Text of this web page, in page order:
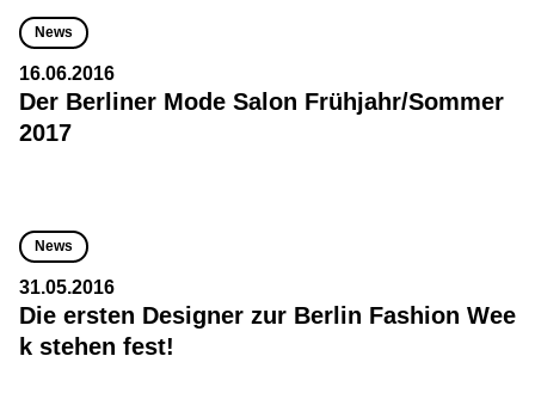
News
16.06.2016
Der Berliner Mode Salon Frühjahr/Sommer
2017
News
31.05.2016
Die ersten Designer zur Berlin Fashion Wee
k stehen fest!